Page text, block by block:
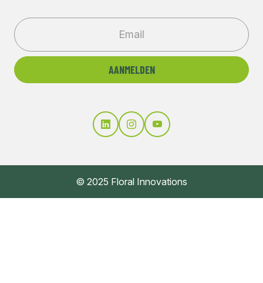
© 2025 Floral Innovations